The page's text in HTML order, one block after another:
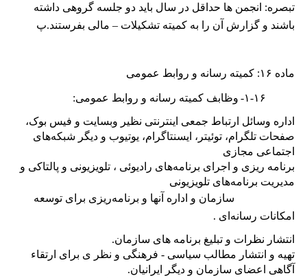
تبصره: انجمن ھا حداقل در سال باید دو جلسه گروھی داشته
باشند و گزارش آن را به کمیته تشکیلات – مالی بفرستند.پ
ماده ۱۶: کمیته رسانه و روابط عمومی
۱-۱۶-
وظابف کمیته رسانه و روابط عمومی:
ﺍﺩﺍﺭﻩ ﻭﺳﺎﺋﻞ ﺍﺭﺗﺒﺎﻁ ﺟﻤﻌﯽ ﺍﻳﻨﺘﺮﻧﺘﯽ ﻧﻈﻴﺮ ﻭﺑﺴﺎﻳﺖ ﻭ ﻓﻴﺲ ﺑﻮک،
صفحات تلگرام، توئیتر، ایسنتاگرام، یوتیوب و دیگر شبکه‌های
اجتماعی مجازی
ﺑﺮﻧﺎﻣﻪ ﺭﻳﺰی ﻭ اجرای ﺑﺮﻧﺎﻣﻪ‌ﻫﺎی ﺭﺍﺩﻳﻮﺋﯽ ، ﺗﻠﻮﻳﺰﻳﻮﻧﯽ ﻭ ﭘﺎﻟﺘﺎﮐﯽ ﻭ
مدیریت ﺑﺮﻧﺎﻣﻪ‌ﻫﺎی ﺗﻠﻮﻳﺰﻳﻮﻧﯽ
ﺳﺎﺯﻣﺎﻥ ﻭ ﺍﺩﺍﺭﻩ آنها و برنامه‌ریزی برای توسعه
امکانات رسانه‌ای .
ﺍﻧﺘﺸﺎﺭ ﻧﻈﺮﺍﺕ ﻭ ﺗﺒﻠﻴﻎ ﺑﺮﻧﺎﻣﻪ ﻫﺎی ﺳﺎﺯﻣﺎﻥ.
تهیه و انتشار ﻣﻄﺎﻟﺐ ﺳﻴﺎﺳﯽ - ﻓﺮﻫﻨﮕﯽ و نظر ی ﺑﺮﺍی ﺍﺭﺗﻘﺎء
ﺁﮔﺎﻫﯽ ﺍﻋﻀﺎی ﺳﺎﺯﻣﺎﻥ ﻭ ﺩﻳﮕﺮ ﺍﻳﺮﺍﻧﻴﺎﻥ.